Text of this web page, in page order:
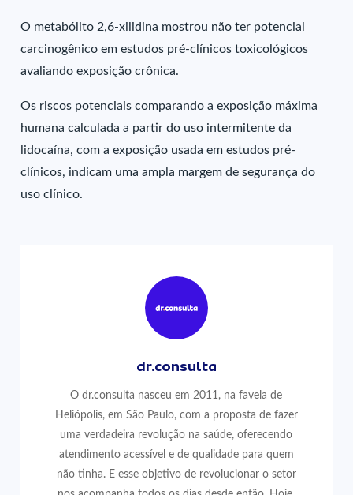
O metabólito 2,6-xilidina mostrou não ter potencial
carcinogênico em estudos pré-clínicos toxicológicos
avaliando exposição crônica.
Os riscos potenciais comparando a exposição máxima
humana calculada a partir do uso intermitente da
lidocaína, com a exposição usada em estudos pré-
clínicos, indicam uma ampla margem de segurança do
uso clínico.
dr.consulta
O dr.consulta nasceu em 2011, na favela de
Heliópolis, em São Paulo, com a proposta de fazer
uma verdadeira revolução na saúde, oferecendo
atendimento acessível e de qualidade para quem
não tinha. E esse objetivo de revolucionar o setor